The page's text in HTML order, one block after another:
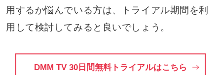
用するか悩んでいる方は、トライアル期間を利
用して検討してみると良いでしょう。
DMM TV 30日間無料トライアルはこちら